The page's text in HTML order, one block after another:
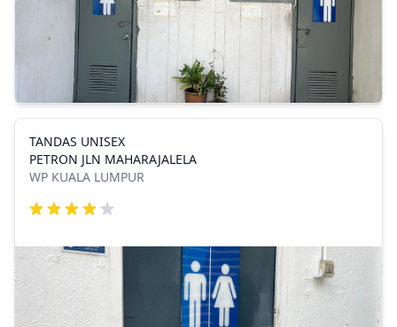
TANDAS UNISEX
PETRON JLN MAHARAJALELA
WP KUALA LUMPUR